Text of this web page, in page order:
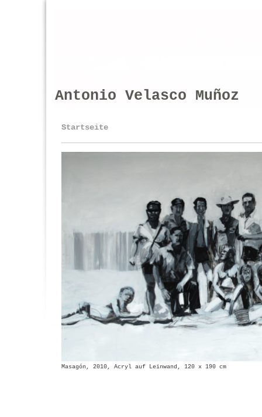
Antonio Velasco Muñoz
Startseite
Masagón, 2010, Acryl auf Leinwand, 120 x 190 cm